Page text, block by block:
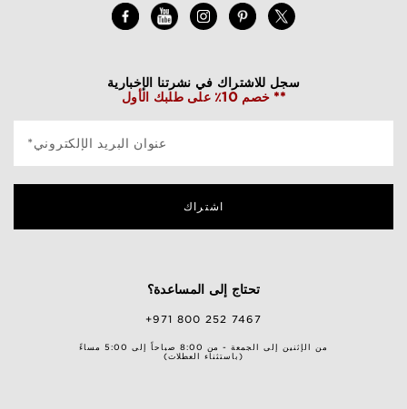
سجل للاشتراك في نشرتنا الإخبارية
خصم 10٪ على طلبك الأول **
*عنوان البريد الإلكتروني
اشتراك
تحتاج إلى المساعدة؟
+971 800 252 7467
من الإثنين إلى الجمعة - من 8:00 صباحاً إلى 5:00 مساءً
(باستثناء العطلات)